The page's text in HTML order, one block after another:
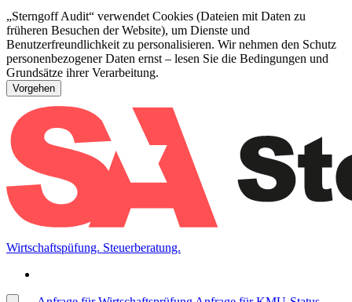
„Sterngoff Audit“ verwendet Cookies (Dateien mit Daten zu
früheren Besuchen der Website), um Dienste und
Benutzerfreundlichkeit zu personalisieren. Wir nehmen den Schutz
personenbezogener Daten ernst – lesen Sie die Bedingungen und
Grundsätze ihrer Verarbeitung.
Vorgehen
Wirtschaftspüfung. Steuerberatung.